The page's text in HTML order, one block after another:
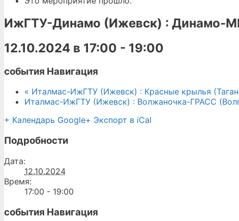
ИжГТУ-Динамо (Ижевск) : Динамо-
12.10.2024 в 17:00 - 19:00
события Навигация
« Италмас-ИжГТУ (Ижевск) : Красные крылья
Италмас-ИжГТУ (Ижевск) : Волжаночка-ГРАСС
+ Календарь Google+ Экспорт в iCal
Подробности
Дата:
12.10.2024
Время:
17:00 - 19:00
события Навигация